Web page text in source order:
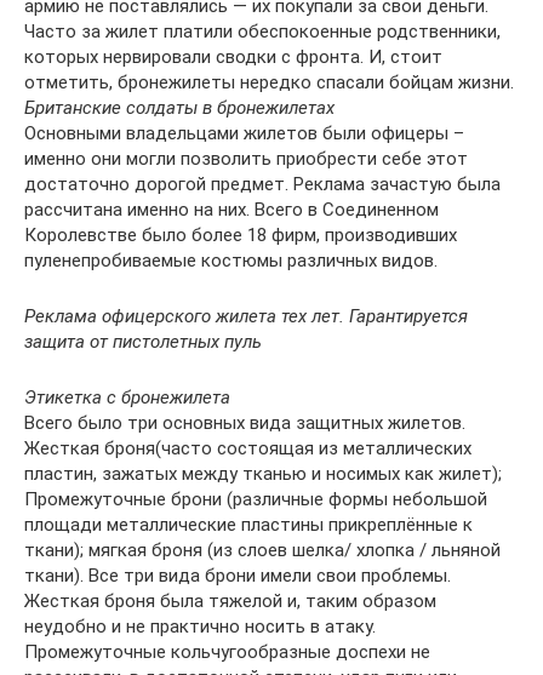
армию не поставлялись — их покупали за свои деньги.
Часто за жилет платили обеспокоенные родственники,
которых нервировали сводки с фронта. И, стоит
отметить, бронежилеты нередко спасали бойцам жизни.
Британские солдаты в бронежилетах
Основными владельцами жилетов были офицеры –
именно они могли позволить приобрести себе этот
достаточно дорогой предмет. Реклама зачастую была
рассчитана именно на них. Всего в Соединенном
Королевстве было более 18 фирм, производивших
пуленепробиваемые костюмы различных видов.
Реклама офицерского жилета тех лет. Гарантируется
защита от пистолетных пуль
Этикетка с бронежилета
Всего было три основных вида защитных жилетов.
Жесткая броня(часто состоящая из металлических
пластин, зажатых между тканью и носимых как жилет);
Промежуточные брони (различные формы небольшой
площади металлические пластины прикреплённые к
ткани); мягкая броня (из слоев шелка/ хлопка / льняной
ткани). Все три вида брони имели свои проблемы.
Жесткая броня была тяжелой и, таким образом
неудобно и не практично носить в атаку.
Промежуточные кольчугообразные доспехи не